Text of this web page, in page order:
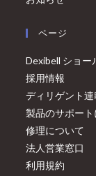
ページ
Dexibell ショー
採用情報
ディリゲント連
製品のサポー
修理について
法人営業窓口
利用規約